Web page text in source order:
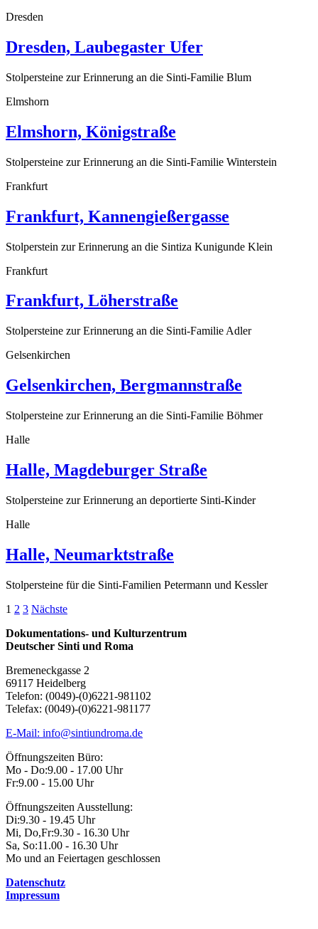
Dresden
Dresden, Laubegaster Ufer
Stolpersteine zur Erinnerung an die Sinti-Familie Blum
Elmshorn
Elmshorn, Königstraße
Stolpersteine zur Erinnerung an die Sinti-Familie Winterstein
Frankfurt
Frankfurt, Kannengießergasse
Stolperstein zur Erinnerung an die Sintiza Kunigunde Klein
Frankfurt
Frankfurt, Löherstraße
Stolpersteine zur Erinnerung an die Sinti-Familie Adler
Gelsenkirchen
Gelsenkirchen, Bergmannstraße
Stolpersteine zur Erinnerung an die Sinti-Familie Böhmer
Halle
Halle, Magdeburger Straße
Stolpersteine zur Erinnerung an deportierte Sinti-Kinder
Halle
Halle, Neumarktstraße
Stolpersteine für die Sinti-Familien Petermann und Kessler
Seitennummerierung
der
Beiträge
1 2 3 Nächste
Dokumentations- und Kulturzentrum
Deutscher Sinti und Roma
Bremeneckgasse 2
69117 Heidelberg
Telefon: (0049)-(0)6221-981102
Telefax: (0049)-(0)6221-981177
E-Mail: info@sintiundroma.de
Öffnungszeiten Büro:
Mo - Do:9.00 - 17.00 Uhr
Fr:9.00 - 15.00 Uhr
Öffnungszeiten Ausstellung:
Di:9.30 - 19.45 Uhr
Mi, Do,Fr:9.30 - 16.30 Uhr
Sa, So:11.00 - 16.30 Uhr
Mo und an Feiertagen geschlossen
Datenschutz
Impressum